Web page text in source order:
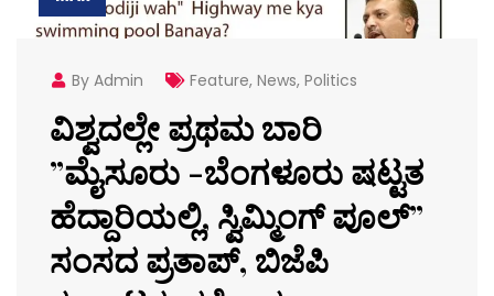
By Admin Feature, News, Politics
ವಿಶ್ವದಲ್ಲೇ ಪ್ರಥಮ ಬಾರಿ
”ಮೈಸೂರು -ಬೆಂಗಳೂರು ಷಟ್ಟತ
ಹೆದ್ದಾರಿಯಲ್ಲಿ, ಸ್ವಿಮ್ಮಿಂಗ್ ಪೂಲ್”
ಸಂಸದ ಪ್ರತಾಪ್, ಬಿಜೆಪಿ